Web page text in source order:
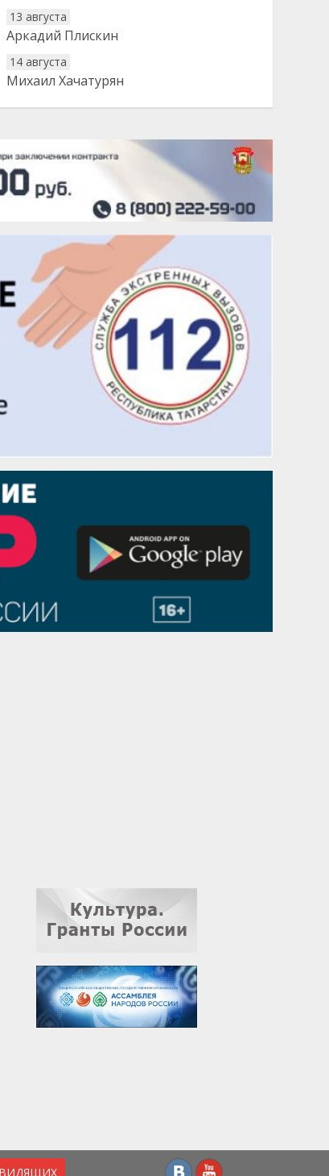
13 августа
Аркадий Плискин
14 августа
Михаил Хачатурян
20 августа
22 августа
Евгений Ефимов
25 августа
Сэсэгма Бубеева
28 августа
Чингиз Мустафаев
29 августа
Надежда Рослова
1 сентября
Гали Хасанов
Владислав Тома